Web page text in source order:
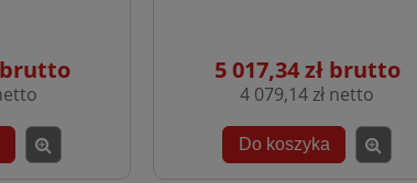
5 017,34 zł
4 079,14 zł
Do koszyka